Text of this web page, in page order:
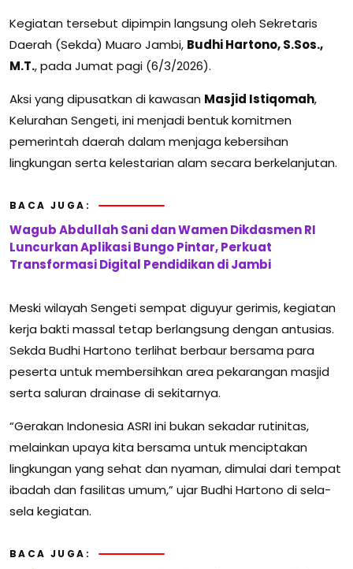
Kegiatan tersebut dipimpin langsung oleh Sekretaris
Daerah (Sekda) Muaro Jambi, Budhi Hartono, S.Sos.,
M.T., pada Jumat pagi (6/3/2026).
Aksi yang dipusatkan di kawasan Masjid Istiqomah,
Kelurahan Sengeti, ini menjadi bentuk komitmen
pemerintah daerah dalam menjaga kebersihan
lingkungan serta kelestarian alam secara berkelanjutan.
BACA JUGA:
Wagub Abdullah Sani dan Wamen Dikdasmen RI
Luncurkan Aplikasi Bungo Pintar, Perkuat
Transformasi Digital Pendidikan di Jambi
Meski wilayah Sengeti sempat diguyur gerimis, kegiatan
kerja bakti massal tetap berlangsung dengan antusias.
Sekda Budhi Hartono terlihat berbaur bersama para
peserta untuk membersihkan area pekarangan masjid
serta saluran drainase di sekitarnya.
“Gerakan Indonesia ASRI ini bukan sekadar rutinitas,
melainkan upaya kita bersama untuk menciptakan
lingkungan yang sehat dan nyaman, dimulai dari tempat
ibadah dan fasilitas umum,” ujar Budhi Hartono di sela-
sela kegiatan.
BACA JUGA: